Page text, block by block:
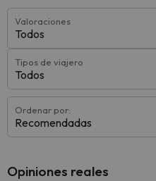
Valoraciones
Todos
Tipos de viajero
Todos
Ordenar por:
Recomendadas
Opiniones reales